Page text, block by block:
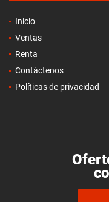
Inicio
Ventas
Renta
Contáctenos
Políticas de privacidad